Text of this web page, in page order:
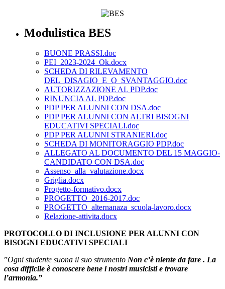
Modulistica BES
BUONE PRASSI.doc
PEI_2023-2024_Ok.docx
SCHEDA DI RILEVAMENTO
DEL_DISAGIO_E_O_SVANTAGGIO.doc
AUTORIZZAZIONE AL PDP.doc
RINUNCIA AL PDP.doc
PDP PER ALUNNI CON DSA.doc
PDP PER ALUNNI CON ALTRI BISOGNI
EDUCATIVI SPECIALI.doc
PDP PER ALUNNI STRANIERI.doc
SCHEDA DI MONITORAGGIO PDP.doc
ALLEGATO AL DOCUMENTO DEL 15 MAGGIO-
CANDIDATO CON DSA.doc
Assenso_alla_valutazione.docx
Griglia.docx
Progetto-formativo.docx
PROGETTO_2016-2017.doc
PROGETTO_alternanaza_scuola-lavoro.docx
Relazione-attivita.docx
PROTOCOLLO DI INCLUSIONE PER ALUNNI CON
BISOGNI EDUCATIVI SPECIALI
”Ogni studente suona il suo strumento Non c’è niente da fare . La
cosa difficile è conoscere bene i nostri musicisti e trovare
l’armonia.”